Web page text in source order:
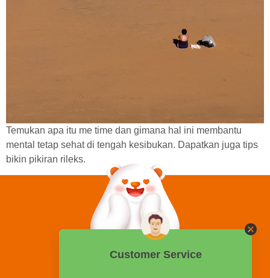
Temukan apa itu me time dan gimana hal ini membantu
mental tetap sehat di tengah kesibukan. Dapatkan juga tips
bikin pikiran rileks.
0858 2015 9999